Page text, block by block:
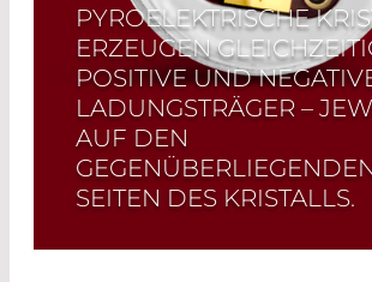
PYROELEKTRISCHE
ERZEUGEN
POSITIVE UND
LADUNGSTRÄGER –
AUF DEN
SEITEN DES KRISTALLS.
Bei den pyroelektrischen